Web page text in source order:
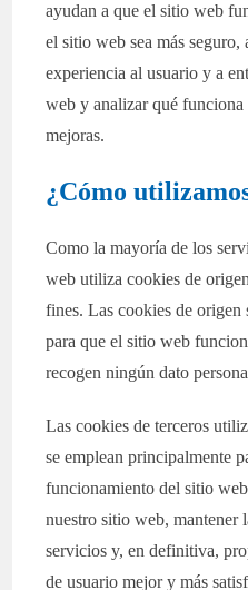
ayudan a que el sitio web
el sitio web sea más
experiencia al usuario y a
web y analizar qué funciona
mejoras.
¿Cómo
Como la mayoría de los
web utiliza cookies de
fines. Las cookies de origen
para que el sitio web
recogen ningún dato
Las cookies de terceros
se emplean principalmente
funcionamiento del sitio
nuestro sitio web, mantener
servicios y, en definitiva,
de usuario mejor y más